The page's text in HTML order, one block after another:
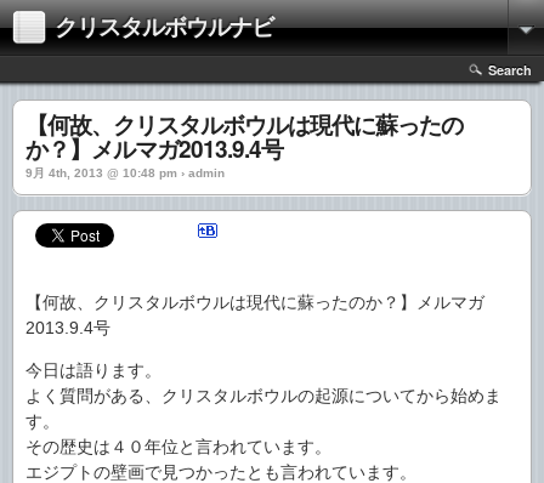
クリスタルボウルナビ
Search
【何故、クリスタルボウルは現代に蘇ったの
か？】メルマガ2013.9.4号
9月 4th, 2013 @ 10:48 pm › admin
【何故、クリスタルボウルは現代に蘇ったのか？】メルマガ
2013.9.4号
今日は語ります。
よく質問がある、クリスタルボウルの起源についてから始めま
す。
その歴史は４０年位と言われています。
エジプトの壁画で見つかったとも言われています。